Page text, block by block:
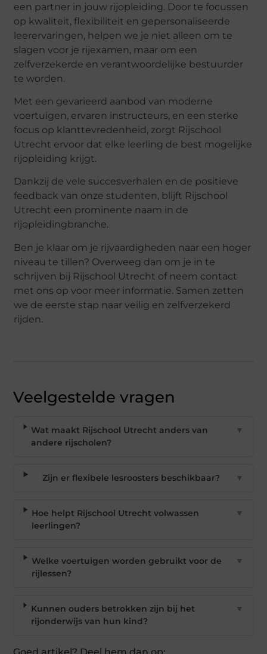
een partner in jouw rijopleiding. Door te focussen
op kwaliteit, flexibiliteit en gepersonaliseerde
leerervaringen, helpen we je niet alleen om te
slagen voor je rijexamen, maar om een
zelfverzekerde en verantwoordelijke bestuurder
te worden.
Met een gevarieerd aanbod van moderne
voertuigen, ervaren instructeurs, en een sterke
focus op klanttevredenheid, zorgt Rijschool
Utrecht ervoor dat elke leerling de best mogelijke
rijopleiding krijgt.
Dankzij de vele succesverhalen en de positieve
feedback van onze studenten, blijft Rijschool
Utrecht een prominente naam in de
rijopleidingbranche.
Ben je klaar om je rijvaardigheden naar een hoger
niveau te tillen? Overweeg dan om je in te
schrijven bij Rijschool Utrecht of neem contact
met ons op voor meer informatie. Samen zetten
we de eerste stap naar veilig en zelfverzekerd
rijden.
Veelgestelde vragen
Wat maakt Rijschool Utrecht anders van
andere rijscholen?
▼
Zijn er flexibele lesroosters beschikbaar? ▼
Hoe helpt Rijschool Utrecht volwassen
leerlingen?
▼
Welke voertuigen worden gebruikt voor de
rijlessen?
▼
Kunnen ouders betrokken zijn bij het
rijonderwijs van hun kind?
▼